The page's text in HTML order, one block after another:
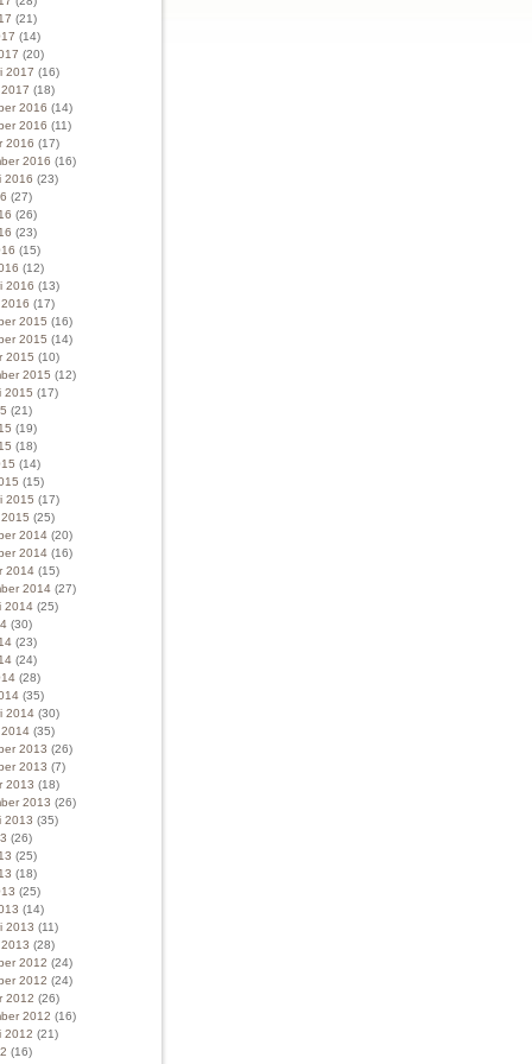
(21)
(14)
(20)
2017 (16)
(18)
2016 (14)
2016 (11)
2016 (17)
2016 (16)
2016 (23)
(27)
(26)
(23)
(15)
(12)
2016 (13)
(17)
2015 (16)
2015 (14)
2015 (10)
2015 (12)
2015 (17)
(21)
(19)
(18)
(14)
(15)
2015 (17)
(25)
2014 (20)
2014 (16)
2014 (15)
2014 (27)
2014 (25)
(30)
(23)
(24)
(28)
(35)
2014 (30)
(35)
2013 (26)
2013 (7)
2013 (18)
2013 (26)
2013 (35)
(26)
(25)
(18)
(25)
(14)
2013 (11)
(28)
2012 (24)
2012 (24)
2012 (26)
2012 (16)
2012 (21)
(16)